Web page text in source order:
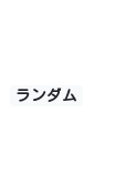
ランダム